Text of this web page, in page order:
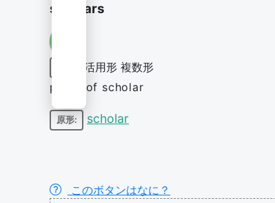
scholars
活用形 複数形
plural of scholar
原形: scholar
このボタンはなに？